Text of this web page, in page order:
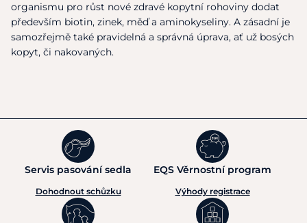
organismu pro růst nové zdravé kopytní rohoviny dodat
především biotin, zinek, měď a aminokyseliny. A zásadní je
samozřejmě také pravidelná a správná úprava, ať už bosých
kopyt, či nakovaných.
Servis pasování sedla
Dohodnout schůzku
EQS Věrnostní program
Výhody registrace